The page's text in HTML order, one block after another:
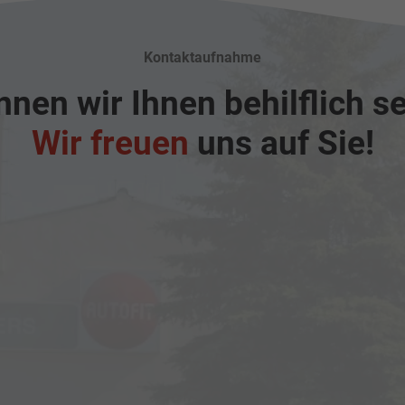
Kontaktaufnahme
wir Ihnen behilflich
Wir freuen uns auf Sie!